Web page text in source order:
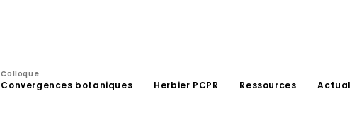
Colloque
Convergences botaniques Herbier PCPR Ressources